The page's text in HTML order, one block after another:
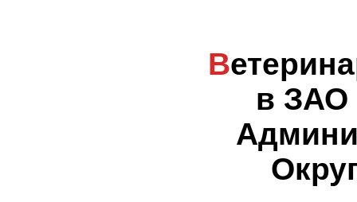
Ветеринарные клиники
в ЗАО